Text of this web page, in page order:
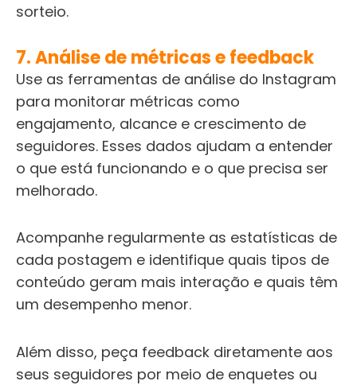
sorteio.
7. Análise de métricas e feedback
Use as ferramentas de análise do Instagram
para monitorar métricas como
engajamento, alcance e crescimento de
seguidores. Esses dados ajudam a entender
o que está funcionando e o que precisa ser
melhorado.
Acompanhe regularmente as estatísticas de
cada postagem e identifique quais tipos de
conteúdo geram mais interação e quais têm
um desempenho menor.
Além disso, peça feedback diretamente aos
seus seguidores por meio de enquetes ou